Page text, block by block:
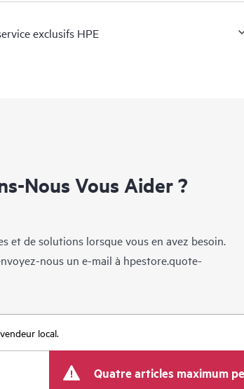
exclusifs HPE
Nous Vous Aider ?
et de solutions lorsque vous en avez besoin.
nous un e-mail à hpestore.quote-
local.
Quatre articles maximum